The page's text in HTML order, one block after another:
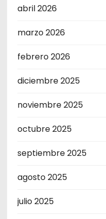
abril 2026
marzo 2026
febrero 2026
diciembre 2025
noviembre 2025
octubre 2025
septiembre 2025
agosto 2025
julio 2025